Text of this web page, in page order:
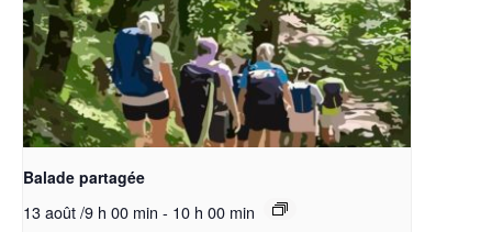
Balade partagée
13 août /9 h 00 min - 10 h 00 min